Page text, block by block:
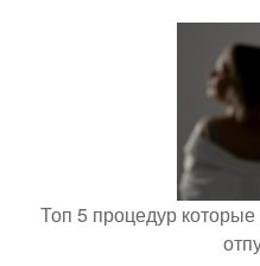
Топ 5 процедур